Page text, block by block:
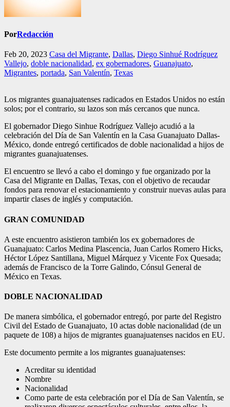
PorRedacción
Feb 20, 2023 Casa del Migrante, Dallas, Diego Sinhué Rodríguez
Vallejo, doble nacionalidad, ex gobernadores, Guanajuato,
Migrantes, portada, San Valentín, Texas
Los migrantes guanajuatenses radicados en Estados Unidos no están
solos; por el contrario, su lazos son más cercanos que nunca.
El gobernador Diego Sinhue Rodríguez Vallejo acudió a la
celebración del Día de San Valentín en la Casa Guanajuato Dallas-
México, donde entregó certificados de doble nacionalidad a hijos de
migrantes guanajuatenses.
El encuentro se llevó a cabo el domingo y fue organizado por la
Casa del Migrante en Dallas, Texas, con el objetivo de recaudar
fondos para renovar el estacionamiento y construir nuevas aulas para
impartir clases de inglés y computación.
GRAN COMUNIDAD
A este encuentro asistieron también los ex gobernadores de
Guanajuato: Carlos Medina Plascencia, Juan Carlos Romero Hicks,
Héctor López Santillana, Miguel Márquez y Vicente Fox Quesada;
además de Francisco de la Torre Galindo, Cónsul General de
México en Texas.
DOBLE NACIONALIDAD
De manera simbólica, el gobernador entregó, por parte del Registro
Civil del Estado de Guanajuato, 10 actas doble nacionalidad (de un
paquete de 108) a hijos de migrantes guanajuatenses nacidos en EU.
Este documento permite a los migrantes guanajuatenses:
Acreditar su identidad
Nombre
Nacionalidad
Como parte de esta celebración por el Día de San Valentín, se